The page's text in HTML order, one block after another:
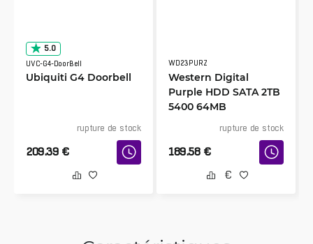
5.0
UVC-G4-DoorBell
Ubiquiti G4 Doorbell
rupture de stock
209.39 €
WD23PURZ
Western Digital
Purple HDD SATA 2TB
5400 64MB
rupture de stock
189.58 €